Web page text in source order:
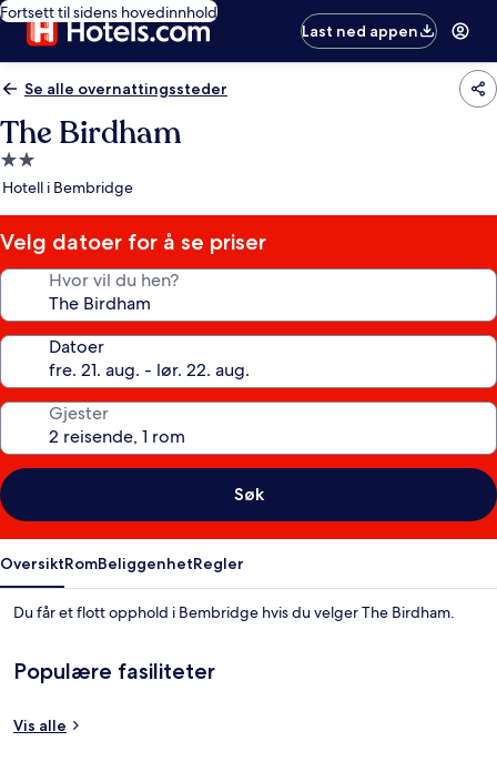
Fortsett til sidens hovedinnhold
Last ned appen
Se alle overnattingssteder
The Birdham
Overnattingssted
med
stjerner
Hotell i Bembridge
Velg datoer for å se priser
Hvor vil du hen?
Datoer
Gjester
Søk
OversiktRomBeliggenhetRegler
Du får et flott opphold i Bembridge hvis du velger The Birdham.
Populære fasiliteter
Vis alle